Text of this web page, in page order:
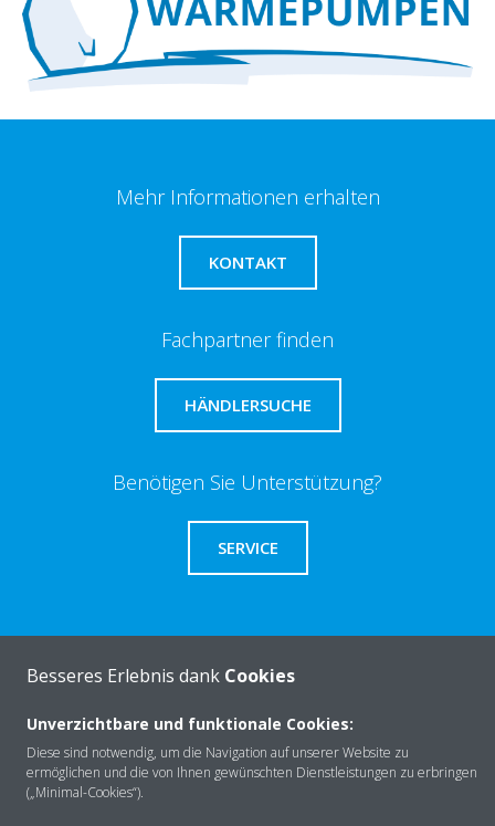
Mehr Informationen erhalten
KONTAKT
Fachpartner finden
HÄNDLERSUCHE
Benötigen Sie Unterstützung?
SERVICE
Über Daikin
Lösungen
Besseres Erlebnis dank Cookies
Unverzichtbare und funktionale Cookies:
Diese sind notwendig, um die Navigation auf unserer Website zu
ermöglichen und die von Ihnen gewünschten Dienstleistungen zu erbringen
(„Minimal-Cookies“).